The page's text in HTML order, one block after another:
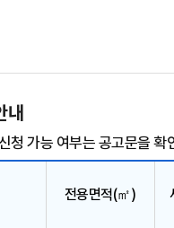
내
청 가능 여부는 공고문을
전용면적(㎡)